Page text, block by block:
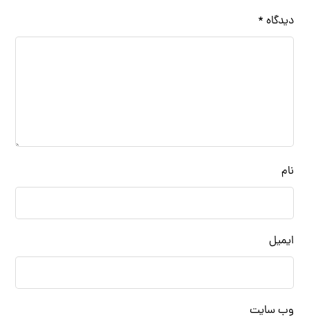
دیدگاه *
نام
ایمیل
وب‌ سایت